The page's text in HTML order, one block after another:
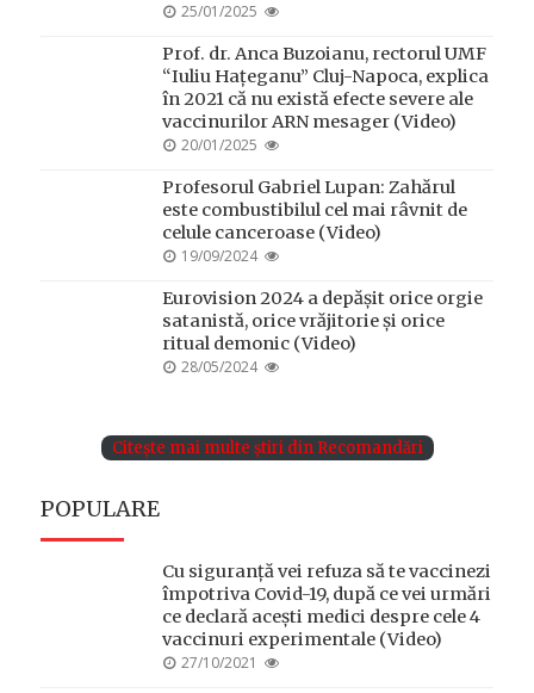
POSTED
25/01/2025
Prof. dr. Anca Buzoianu, rectorul UMF
“Iuliu Hațeganu” Cluj-Napoca, explica
în 2021 că nu există efecte severe ale
vaccinurilor ARN mesager (Video)
POSTED
20/01/2025
Profesorul Gabriel Lupan: Zahărul
este combustibilul cel mai râvnit de
celule canceroase (Video)
POSTED
19/09/2024
Eurovision 2024 a depășit orice orgie
satanistă, orice vrăjitorie și orice
ritual demonic (Video)
POSTED
28/05/2024
Citește mai multe știri din Recomandări
POPULARE
Cu siguranță vei refuza să te vaccinezi
împotriva Covid-19, după ce vei urmări
ce declară acești medici despre cele 4
vaccinuri experimentale (Video)
POSTED
27/10/2021